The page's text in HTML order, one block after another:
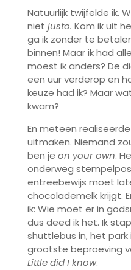
Natuurlijk twijfelde ik.
niet justo. Kom ik uit
ga ik zonder te
binnen! Maar ik had
moest ik anders? De
een uur verderop en
keuze had ik? Maar
kwam?
En meteen
uitmaken. Niemand
ben je on your own.
onderweg
entreebewijs moet
chocolademelk krijgt.
ik: Wie moet er in
dus deed ik het. Ik
shuttlebus in, het park
grootste beproeving
Little did I know.